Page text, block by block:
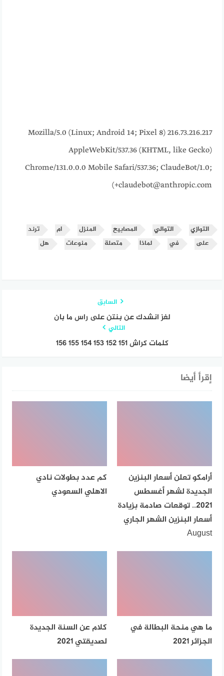
216.73.216.217 Mozilla/5.0 (Linux; Android 14; Pixel 8)
AppleWebKit/537.36 (KHTML, like Gecko)
Chrome/131.0.0.0 Mobile Safari/537.36; ClaudeBot/1.0;
+claudebot@anthropic.com)
التوازي التوالي المصابيح المنزل ام
ترند
على
في لماذا متصلة منوعات هل
السابق
لغز انشدك عن بنتن على راس ما بان
التالي
كلمات كراش 151 152 153 154 155 156
إقرأ أيضا
أرامكو تعلن أسعار البنزين
الجديدة لشهر أغسطس
2021.. توقعات صادمة بزيادة
أسعار البنزين الشهر الجاري
August
كم عدد بطولات نادي
الاهلي السعودي
ما هي منحة البطالة في
الجزائر 2021
كلام عن السنة الجديدة
لصديقتي 2021